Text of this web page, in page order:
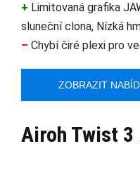
+ Limitovaná grafika
sluneční clona, Nízká
– Chybí čiré plexi pro
ZOBRAZIT
Airoh Twist 3